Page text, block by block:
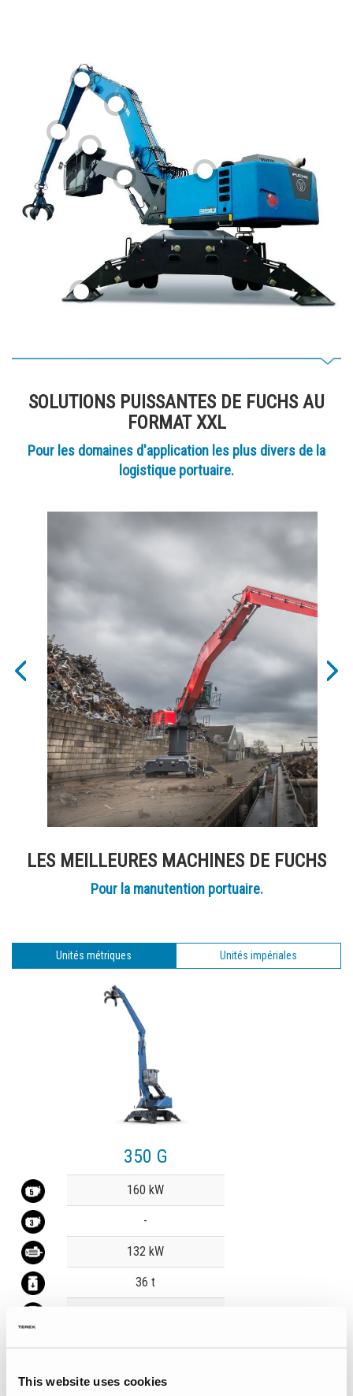
This website uses cookies
SOLUTIONS PUISSANTES DE FUCHS AU
FORMAT XXL
Pour les domaines d'application les plus divers de la
logistique portuaire.
Previous
LES MEILLEURES MACHINES DE FUCHS
Pour la manutention portuaire.
Unités métriques Unités impériales
350 G
160 kW
-
132 kW
36 t